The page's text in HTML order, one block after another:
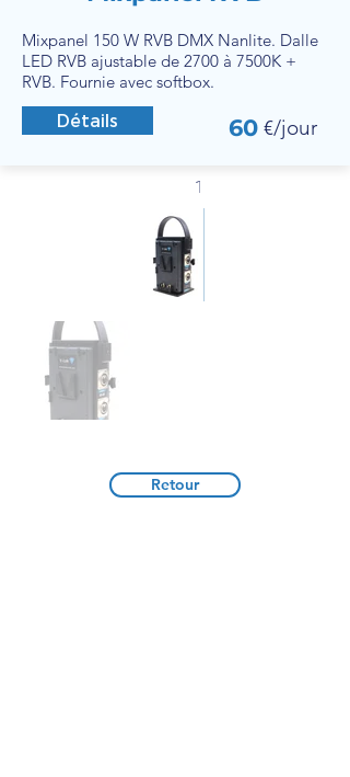
Mixpanel 150 W RVB DMX Nanlite. Dalle
LED RVB ajustable de 2700 à 7500K +
RVB. Fournie avec softbox.
Détails
60 €/jour
1
Retour